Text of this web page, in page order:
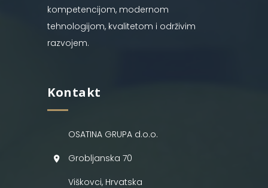
kompetencijom, modernom
tehnologijom, kvalitetom i održivim
razvojem.
Kontakt
OSATINA GRUPA d.o.o.
Grobljanska 70
Viškovci, Hrvatska